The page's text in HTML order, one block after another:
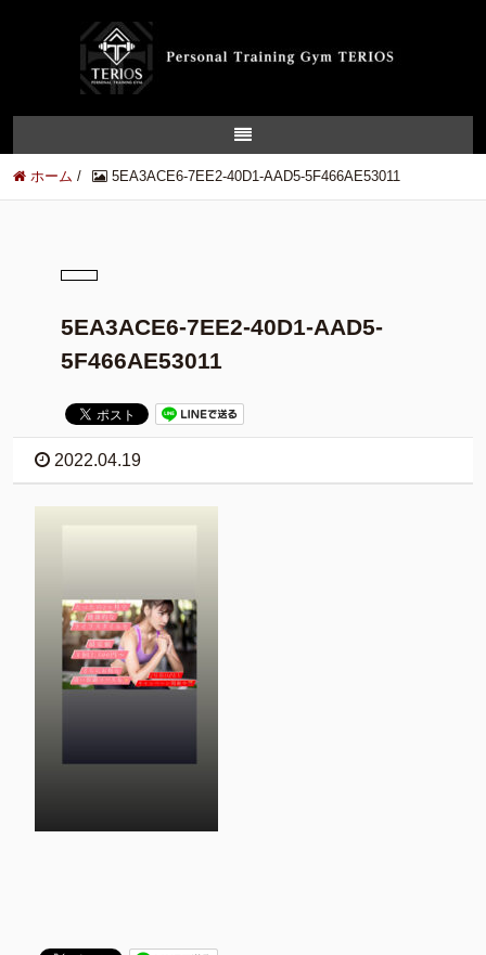
ホーム / 5EA3ACE6-7EE2-40D1-AAD5-5F466AE53011
5EA3ACE6-7EE2-40D1-AAD5-
5F466AE53011
2022.04.19